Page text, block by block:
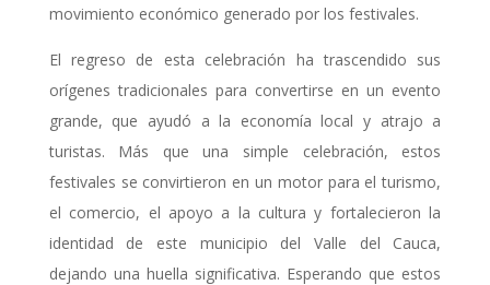
movimiento económico generado por los festivales.
El regreso de esta celebración ha trascendido sus
orígenes tradicionales para convertirse en un evento
grande, que ayudó a la economía local y atrajo a
turistas. Más que una simple celebración, estos
festivales se convirtieron en un motor para el turismo,
el comercio, el apoyo a la cultura y fortalecieron la
identidad de este municipio del Valle del Cauca,
dejando una huella significativa. Esperando que estos